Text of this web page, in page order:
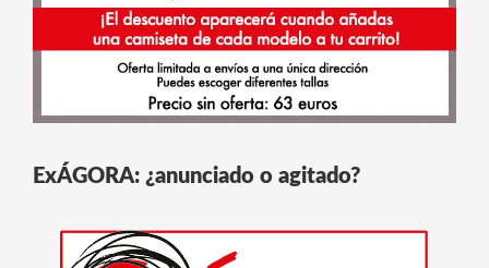
ExÁGORA: ¿anunciado o agitado?